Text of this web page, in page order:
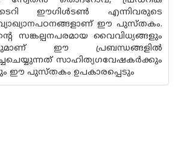
ഈഗിൾടൺ എന്നിവരുടെ
ഈ പുസ്‌തകം.
സങ്കല്പനപരമായ വൈവിധ്യങ്ങളും
ഈ പ്രബന്ധങ്ങളിൽ
സാഹിത്യഗവേഷകർക്കും
ഈ പുസ്‌തകം ഉപകാരപ്പെടും